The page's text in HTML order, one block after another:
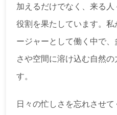
加えるだけでなく、来る
役割を果たしています。
ージャーとして働く中で
さや空間に溶け込む自然
す。
日々の忙しさを忘れさせ